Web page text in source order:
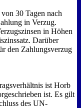
30 Tagen nach
in Verzug.
in Höhen
Darüber
den Zahlungsverzug
ist Horb
ist. Es gilt
des UN-